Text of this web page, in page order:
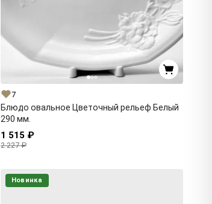
7
Блюдо овальное Цветочный рельеф Белый
290 мм.
1 515 ₽
2 227 ₽
Новинка